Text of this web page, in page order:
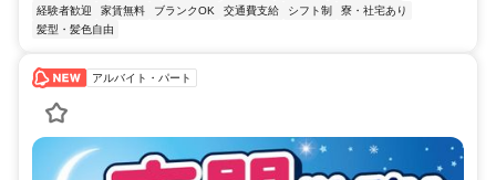
経験者歓迎
家賃無料 ブランクOK 交通費支給 シフト制
寮・社宅あり
髪型・髪色自由
アルバイト・パート